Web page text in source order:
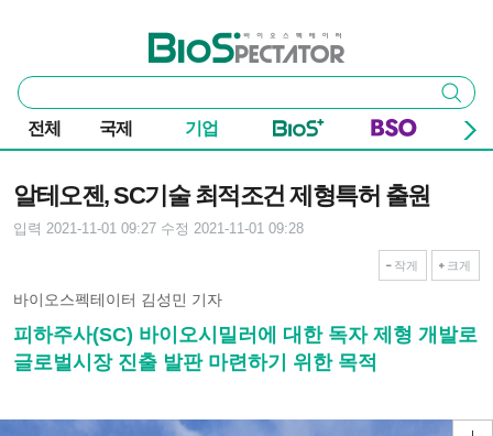
바이오스펙테이터
통
합
검
색
검색
전체 국제 기업
알테오젠, SC기술 최적조건 제형특허 출원
입력 2021-11-01 09:27 수정 2021-11-01 09:28
작게 크게
바이오스펙테이터 김성민 기자
피하주사(SC) 바이오시밀러에 대한 독자 제형 개발로
글로벌시장 진출 발판 마련하기 위한 목적